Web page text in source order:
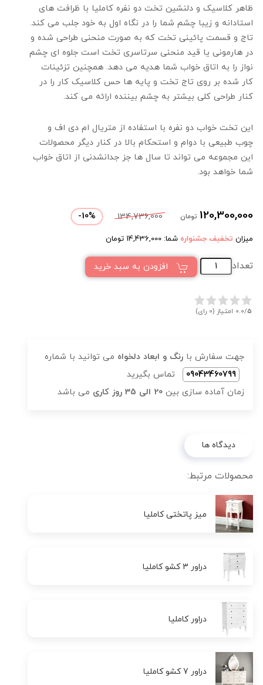
ظاهر کلاسیک و دلنشین تخت دو نفره کاملیا با ظرافت های
استادانه و زیبا چشم شما را در نگاه اول به خود جلب می کند.
تاج و قسمت پائینی تخت که به صورت منحنی طراحی شده و
در هارمونی یا قید منحنی سرتاسری تخت است جلوه ای چشم
نواز را به اتاق خواب شما هدیه می دهد. همچنین تزئینات
کار شده بر روی تاج تخت و پایه ها حس کلاسیک کار را در
کنار طراحی کلی بیشتر به چشم بیننده ارائه می کند.
این تخت خواب دو نفره با استفاده از متریال ام دی اف و
چوب طبیعی با دوام و استحکام بالا در کنار دیگر محصولات
این مجموعه می تواند تا سال ها جز جدانشدنی از اتاق خواب
شما خواهد بود.
120,300,000 تومان 134,736,000
10%
-
میزان تخفیف جشنواره شما: 14,436,000 تومان
تعداد افزودن به سبد خرید
0.0/5 امتیاز (0 رای)
جهت سفارش با رنگ و ابعاد دلخواه می توانید با شماره
09043460799
تماس بگیرید
زمان آماده سازی بین 20 الی 35 روز کاری می باشد
دیدگاه ها
محصولات مرتبط:
میز پاتختی کاملیا
دراور 3 کشو کاملیا
دراور کاملیا
دراور 7 کشو کاملیا